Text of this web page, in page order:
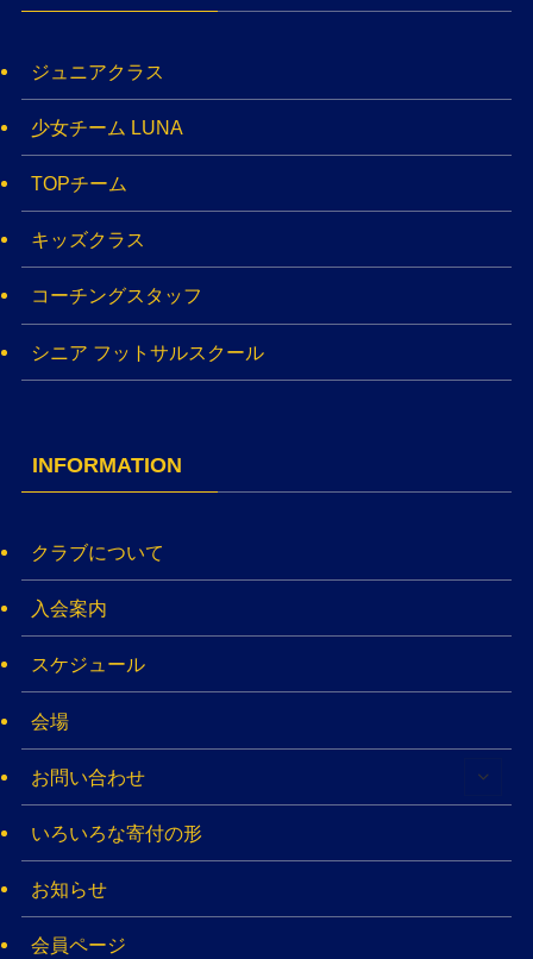
ジュニアクラス
少女チーム LUNA
TOPチーム
キッズクラス
コーチングスタッフ
シニア フットサルスクール
INFORMATION
クラブについて
入会案内
スケジュール
会場
お問い合わせ
いろいろな寄付の形
お知らせ
会員ページ